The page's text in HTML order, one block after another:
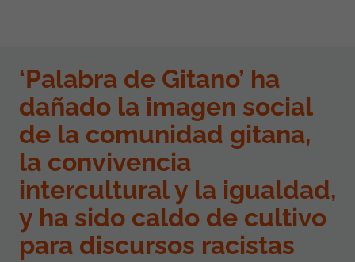
‘Palabra de Gitano’ ha
dañado la imagen social
de la comunidad gitana,
la convivencia
intercultural y la igualdad,
y ha sido caldo de cultivo
para discursos racistas